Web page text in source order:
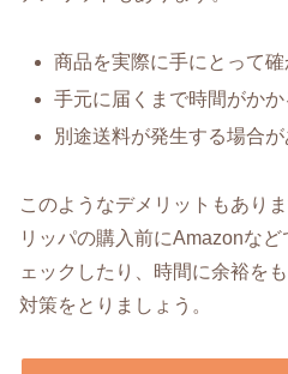
商品を実際に手にとって
手元に届くまで時間がかか
別途送料が発生する場合が
このようなデメリットもあり
リッパの購入前にAmazonな
ェックしたり、時間に余裕を
対策をとりましょう。